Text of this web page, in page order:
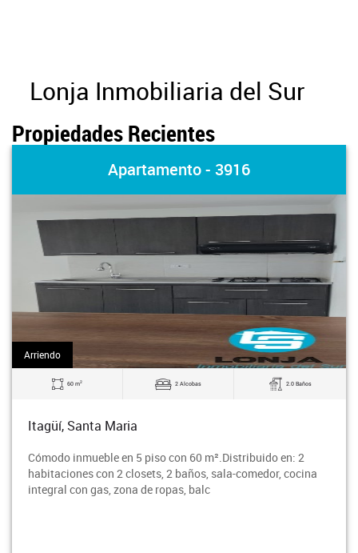
Lonja Inmobiliaria del Sur
Propiedades Recientes
Apartamento - 3916
Arriendo
60 m2 2 Alcobas 2.0 Baños
Itagüí, Santa Maria
Cómodo inmueble en 5 piso con 60 m².Distribuido en: 2
habitaciones con 2 closets, 2 baños, sala-comedor, cocina
integral con gas, zona de ropas, balc